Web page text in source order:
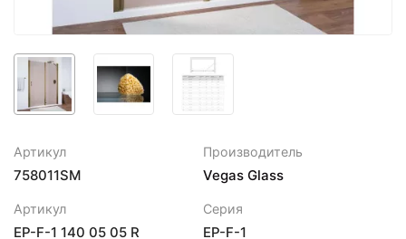
Артикул
758011SM
Производитель
Vegas Glass
Артикул
EP-F-1 140 05 05 R
Серия
EP-F-1